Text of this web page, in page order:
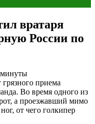
вратаря
России по
приема
Во время одного из
а проезжавший мимо
от чего голкипер